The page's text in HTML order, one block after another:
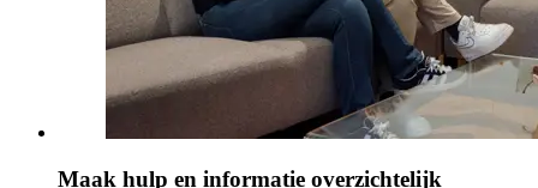
Maak hulp en informatie overzichtelijk